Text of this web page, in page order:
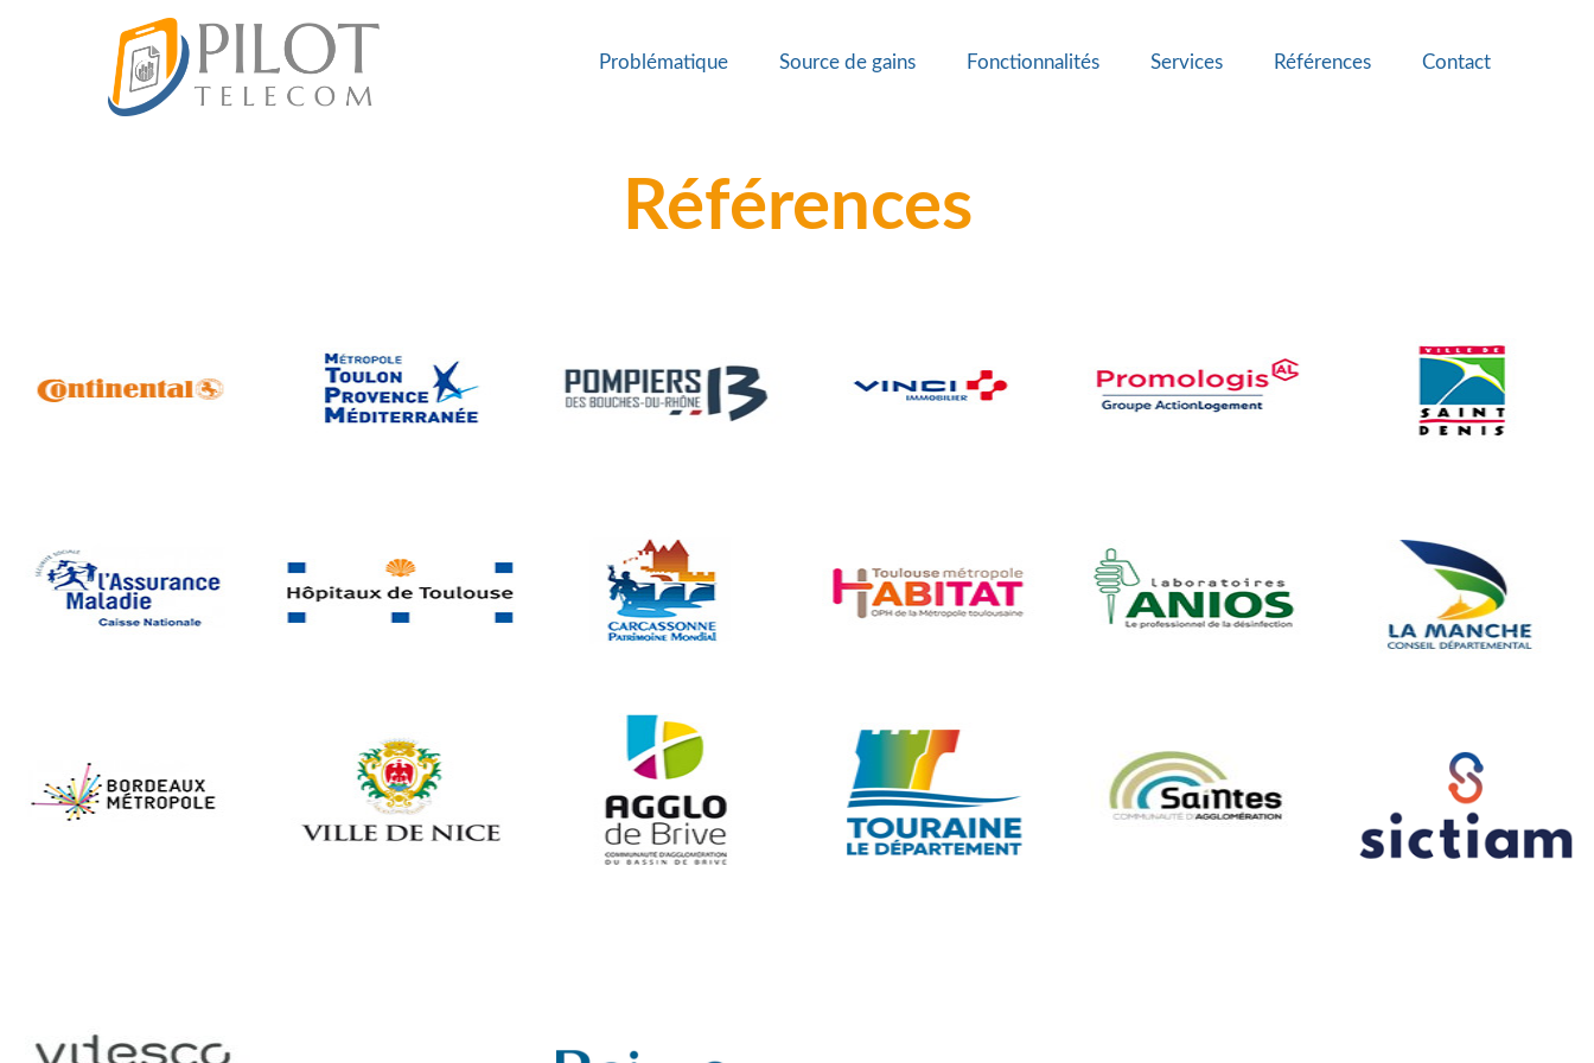
Problématique Source de gains Fonctionnalités Services Références Contact
Références